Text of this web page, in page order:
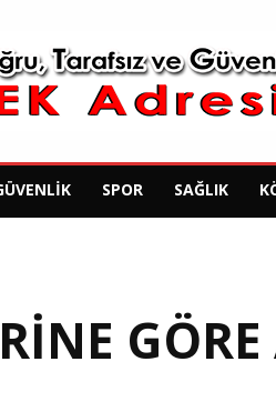
SPOR SAĞLIK